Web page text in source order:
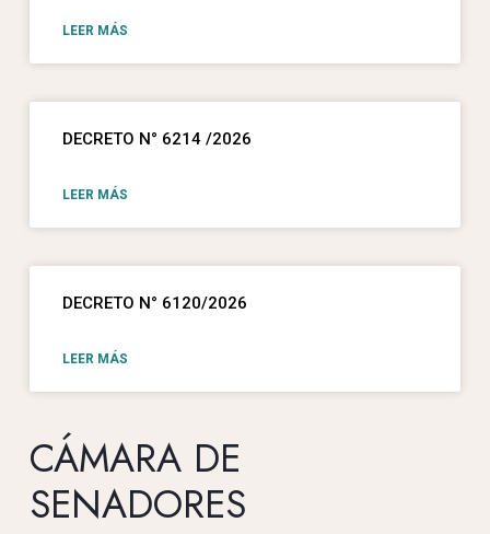
LEER MÁS
DECRETO N° 6214 /2026
LEER MÁS
DECRETO N° 6120/2026
LEER MÁS
CÁMARA DE
SENADORES